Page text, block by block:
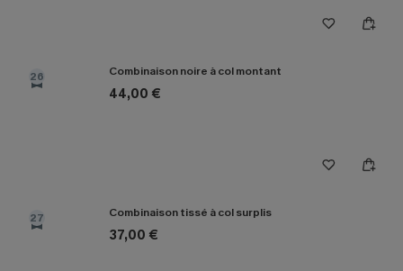
26 Combinaison noire à col montant
44,00 €
27 Combinaison tissé à col surplis
37,00 €